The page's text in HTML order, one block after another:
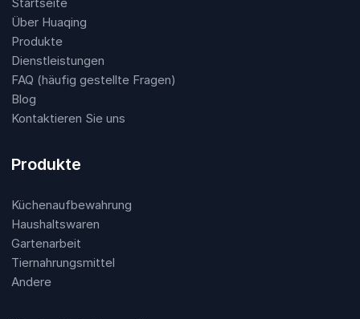
Über Huaqing
Produkte
Dienstleistungen
FAQ (häufig gestellte Fragen)
Blog
Kontaktieren Sie uns
Produkte
Küchenaufbewahrung
Haushaltswaren
Gartenarbeit
Tiernahrungsmittel
Andere